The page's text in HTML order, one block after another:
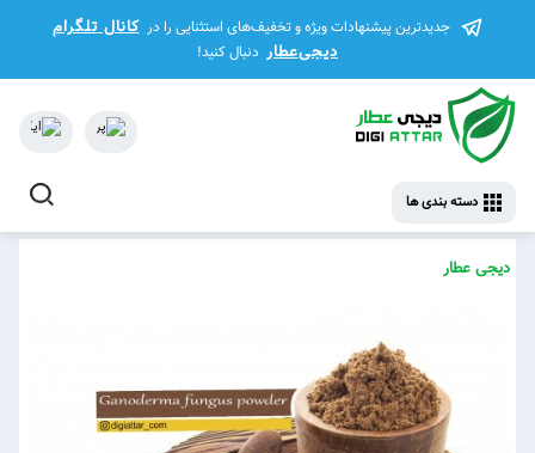
جدیدترین پیشنهادات ویژه و تخفیف‌های استثنایی را در کانال تلگرام
دیجی‌عطار دنبال کنید!
دسته بندی ها
دیجی عطار